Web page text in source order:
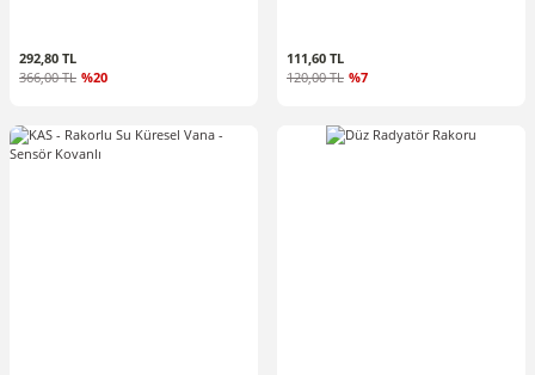
292,80 TL
366,00 TL %20
111,60 TL
120,00 TL %7